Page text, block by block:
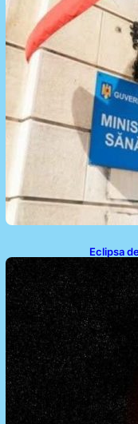
Eclipsa